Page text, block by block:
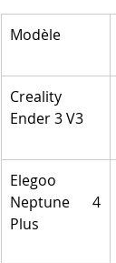
Modèle
Creality
Ender 3 V3
Elegoo
Neptune 4
Plus